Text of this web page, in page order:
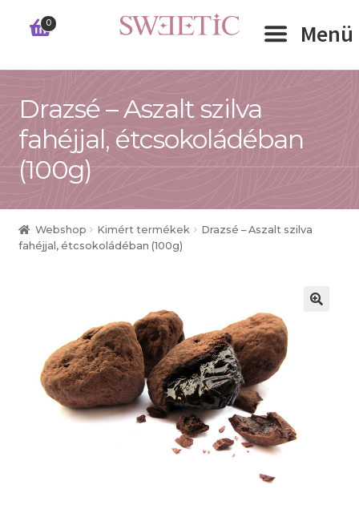
Ugrás
Kilépés
0 Menü
RÓLUNK
WEBSHOP
INFORMÁCIÓK
Drazsé – Aszalt szilva
fahéjjal, étcsokoládéban
(100g)
Webshop Kimért termékek
Drazsé – Aszalt szilva
fahéjjal, étcsokoládéban (100g)